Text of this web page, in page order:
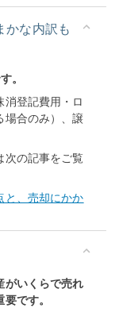
かな内訳も
。
消登記費用・ロ
場合のみ）、譲
次の記事をご覧
と、売却にかか
がいくらで売れ
です。